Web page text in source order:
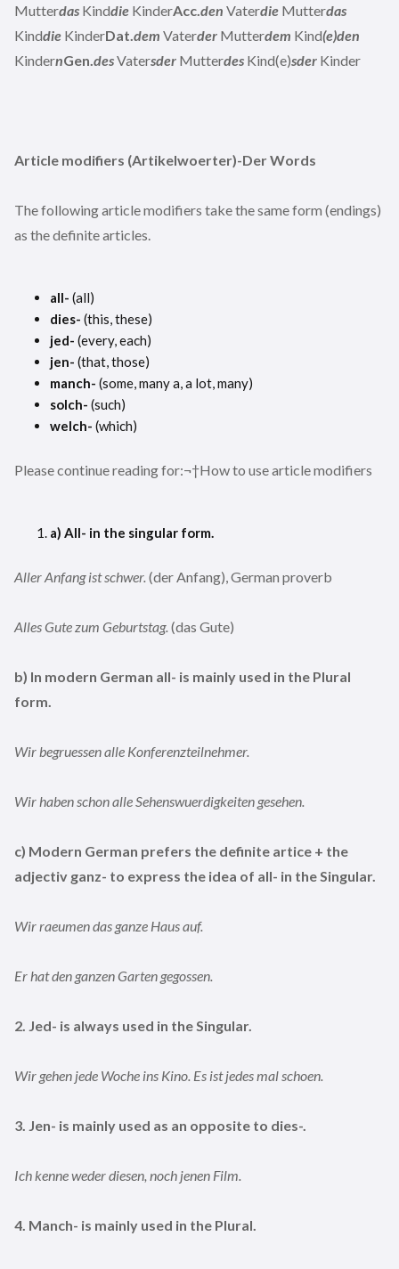
Mutterdas Kinddie KinderAcc. den Vaterdie Mutterdas
Kinddie KinderDat. dem Vaterder Mutterdem Kind(e)den
KindernGen. desVatersder Mutterdes Kind(e)sder Kinder
Article modifiers (Artikelwoerter)-Der Words
The following article modifiers take the same form (endings)
as the definite articles.
all- (all)
dies- (this, these)
jed- (every, each)
jen- (that, those)
manch- (some, many a, a lot, many)
solch- (such)
welch- (which)
Please continue reading for:¬†How to use article modifiers
a) All- in the singular form.
Aller Anfang ist schwer. (der Anfang), German proverb
Alles Gute zum Geburtstag. (das Gute)
b) In modern German all- is mainly used in the Plural
form.
Wir begruessen alle Konferenzteilnehmer.
Wir haben schon alle Sehenswuerdigkeiten gesehen.
c) Modern German prefers the definite artice + the
adjectiv ganz- to express the idea of all- in the Singular.
Wir raeumen das ganze Haus auf.
Er hat den ganzen Garten gegossen.
2. Jed- is always used in the Singular.
Wir gehen jede Woche ins Kino. Es ist jedes mal schoen.
3. Jen- is mainly used as an opposite to dies-.
Ich kenne weder diesen, noch jenen Film.
4. Manch- is mainly used in the Plural.